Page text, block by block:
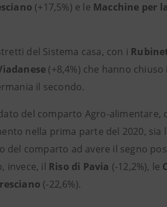
(+17,5%) e le Macchine per
del Sistema casa, con i
(+8,4%) che hanno
il secondo.
del comparto Agro-alimentare,
nella prima parte del 2020,
del comparto ad avere il segno
invece, il Riso di Pavia (-12,2%), le
(-22,6%).